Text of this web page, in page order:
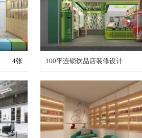
4张 装修成这样要花多少钱？
100平连锁饮品店装修设计